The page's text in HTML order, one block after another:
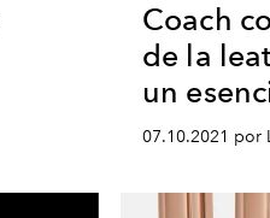
Coach
de la
un
07.10.2021 por